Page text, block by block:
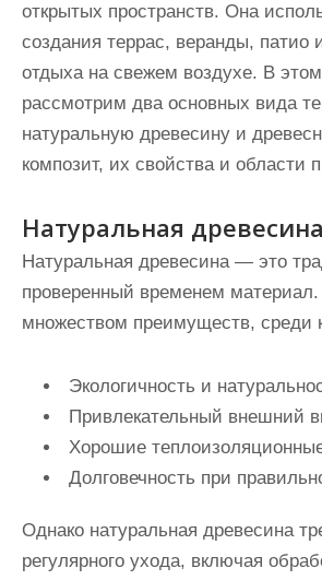
открытых пространств. Она
создания террас, веранды, патио
отдыха на свежем воздухе. В
рассмотрим два основных вида
натуральную древесину и
композит, их свойства и области
Натуральная древесина
Натуральная древесина — это
проверенный временем
множеством преимуществ, среди
Экологичность и
Привлекательный внешний
Хорошие
Долговечность при
Однако натуральная древесина
регулярного ухода, включая